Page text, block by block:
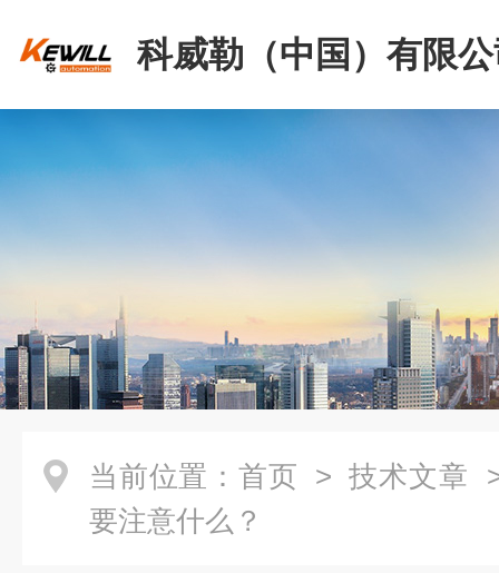
科威勒（中国）有限
当前位置： 首页 > 技术文章
要注意什么？